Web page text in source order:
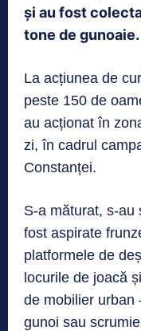
și au fost
tone de gunoaie.
La acțiunea de
peste 150 de
au acționat în
zi, în cadrul
Constanței.
S-a măturat, s-au
fost aspirate
platformele de
locurile de joacă
de mobilier urban
gunoi sau